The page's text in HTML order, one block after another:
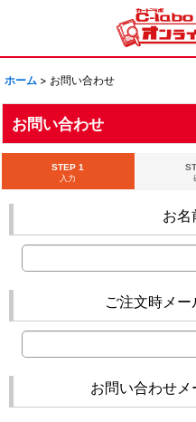
ホーム > お問い合わせ
お問い合わせ
STEP 1
入力
お名
ご注文時メー
お問い合わせメ